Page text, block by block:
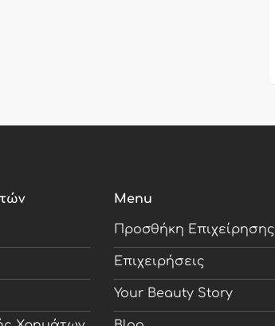
Menu
Προσθήκη Επιχείρησης
Επιχειρήσεις
Your Beauty Story